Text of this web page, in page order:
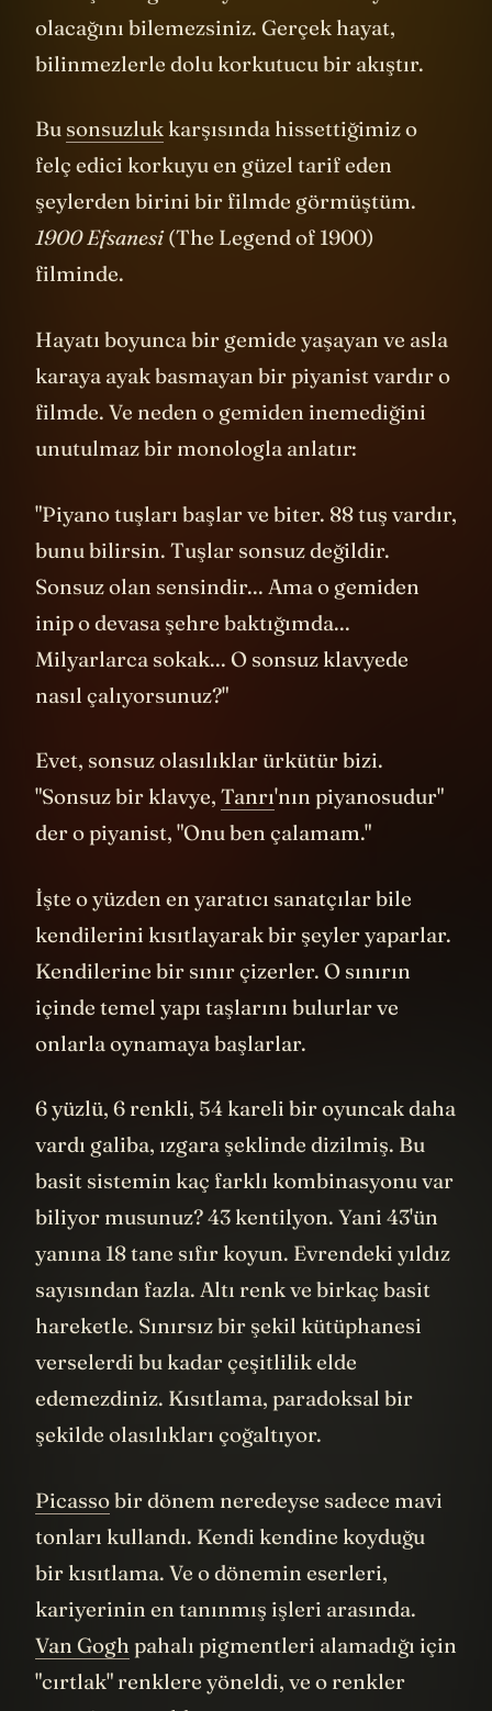
olacağını bilemezsiniz. Gerçek hayat,
bilinmezlerle dolu korkutucu bir akıştır.
Bu sonsuzluk karşısında hissettiğimiz o
felç edici korkuyu en güzel tarif eden
şeylerden birini bir filmde görmüştüm.
1900 Efsanesi(The Legend of 1900)
filminde.
Hayatı boyunca bir gemide yaşayan ve asla
karaya ayak basmayan bir piyanist vardır o
filmde. Ve neden o gemiden inemediğini
unutulmaz bir monologla anlatır:
"Piyano tuşları başlar ve biter. 88 tuş vardır,
bunu bilirsin. Tuşlar sonsuz değildir.
Sonsuz olan sensindir... Ama o gemiden
inip o devasa şehre baktığımda...
Milyarlarca sokak... O sonsuz klavyede
nasıl çalıyorsunuz?"
Evet, sonsuz olasılıklar ürkütür bizi.
"Sonsuz bir klavye, Tanrı'nın piyanosudur"
der o piyanist, "Onu ben çalamam."
İşte o yüzden en yaratıcı sanatçılar bile
kendilerini kısıtlayarak bir şeyler yaparlar.
Kendilerine bir sınır çizerler. O sınırın
içinde temel yapı taşlarını bulurlar ve
onlarla oynamaya başlarlar.
6 yüzlü, 6 renkli, 54 kareli bir oyuncak daha
vardı galiba, ızgara şeklinde dizilmiş. Bu
basit sistemin kaç farklı kombinasyonu var
biliyor musunuz? 43 kentilyon. Yani 43'ün
yanına 18 tane sıfır koyun. Evrendeki yıldız
sayısından fazla. Altı renk ve birkaç basit
hareketle. Sınırsız bir şekil kütüphanesi
verselerdi bu kadar çeşitlilik elde
edemezdiniz. Kısıtlama, paradoksal bir
şekilde olasılıkları çoğaltıyor.
Picassobir dönem neredeyse sadece mavi
tonları kullandı. Kendi kendine koyduğu
bir kısıtlama. Ve o dönemin eserleri,
kariyerinin en tanınmış işleri arasında.
Van Gogh pahalı pigmentleri alamadığı için
"cırtlak" renklere yöneldi, ve o renkler